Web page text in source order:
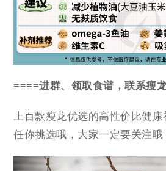
====进群、领取食谱，联系瘦
上百款瘦龙优选的高性价比健康
任你挑选哦，大家一定要关注哦